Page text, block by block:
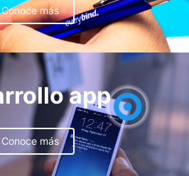
Conoce más
app
Conoce más